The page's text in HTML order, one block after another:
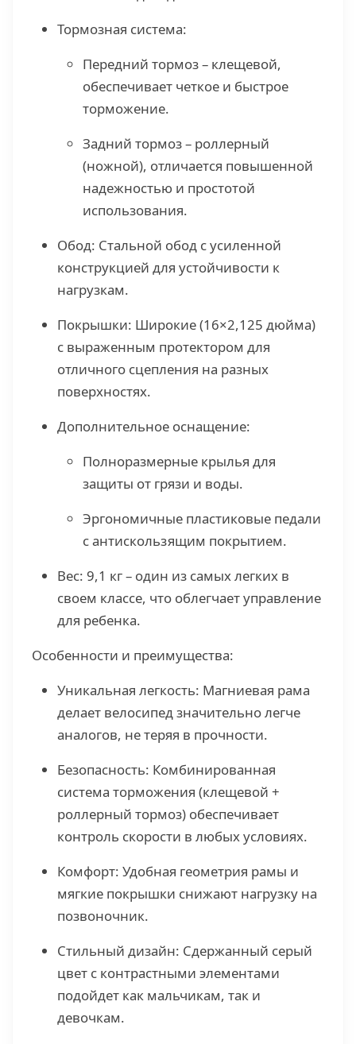
Тормозная система:
Передний тормоз – клещевой,
обеспечивает четкое и быстрое
торможение.
Задний тормоз – роллерный
(ножной), отличается повышенной
надежностью и простотой
использования.
Обод: Стальной обод с усиленной
конструкцией для устойчивости к
нагрузкам.
Покрышки: Широкие (16×2,125 дюйма)
с выраженным протектором для
отличного сцепления на разных
поверхностях.
Дополнительное оснащение:
Полноразмерные крылья для
защиты от грязи и воды.
Эргономичные пластиковые педали
с антискользящим покрытием.
Вес: 9,1 кг – один из самых легких в
своем классе, что облегчает управление
для ребенка.
Особенности и преимущества:
Уникальная легкость: Магниевая рама
делает велосипед значительно легче
аналогов, не теряя в прочности.
Безопасность: Комбинированная
система торможения (клещевой +
роллерный тормоз) обеспечивает
контроль скорости в любых условиях.
Комфорт: Удобная геометрия рамы и
мягкие покрышки снижают нагрузку на
позвоночник.
Стильный дизайн: Сдержанный серый
цвет с контрастными элементами
подойдет как мальчикам, так и
девочкам.